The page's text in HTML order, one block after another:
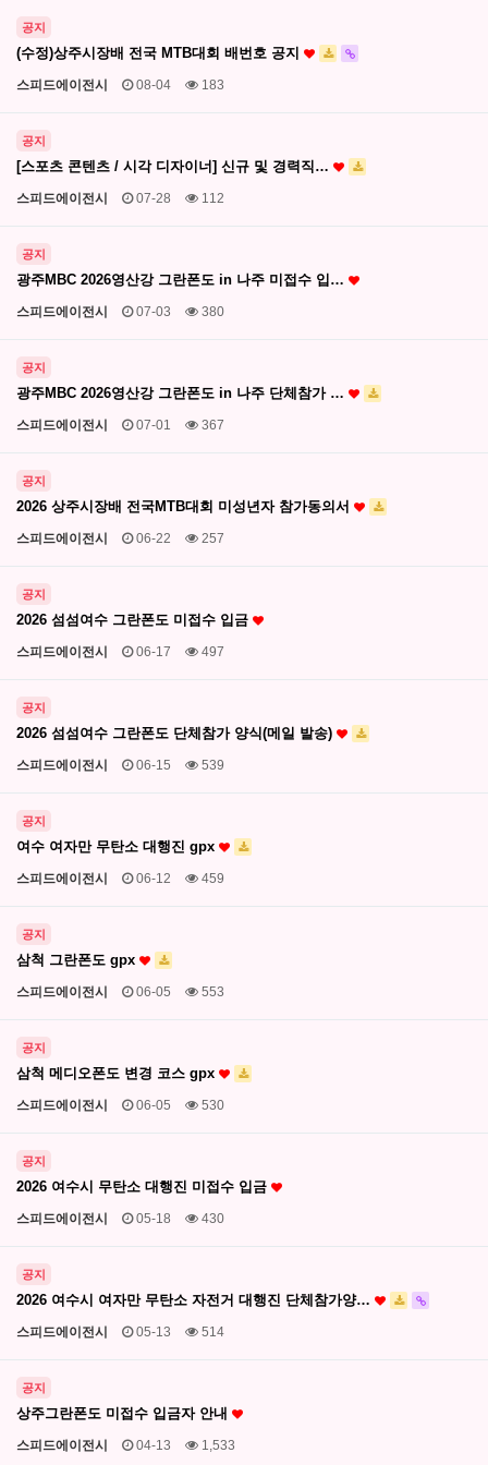
공지
(수정)상주시장배 전국 MTB대회 배번호 공지
스피드에이전시 08-04 183
공지
[스포츠 콘텐츠 / 시각 디자이너] 신규 및 경력직…
스피드에이전시 07-28 112
공지
광주MBC 2026영산강 그란폰도 in 나주 미접수 입…
스피드에이전시 07-03 380
공지
광주MBC 2026영산강 그란폰도 in 나주 단체참가 …
스피드에이전시 07-01 367
공지
2026 상주시장배 전국MTB대회 미성년자 참가동의서
스피드에이전시 06-22 257
공지
2026 섬섬여수 그란폰도 미접수 입금
스피드에이전시 06-17 497
공지
2026 섬섬여수 그란폰도 단체참가 양식(메일 발송)
스피드에이전시 06-15 539
공지
여수 여자만 무탄소 대행진 gpx
스피드에이전시 06-12 459
공지
삼척 그란폰도 gpx
스피드에이전시 06-05 553
공지
삼척 메디오폰도 변경 코스 gpx
스피드에이전시 06-05 530
공지
2026 여수시 무탄소 대행진 미접수 입금
스피드에이전시 05-18 430
공지
2026 여수시 여자만 무탄소 자전거 대행진 단체참가양…
스피드에이전시 05-13 514
공지
상주그란폰도 미접수 입금자 안내
스피드에이전시 04-13 1,533